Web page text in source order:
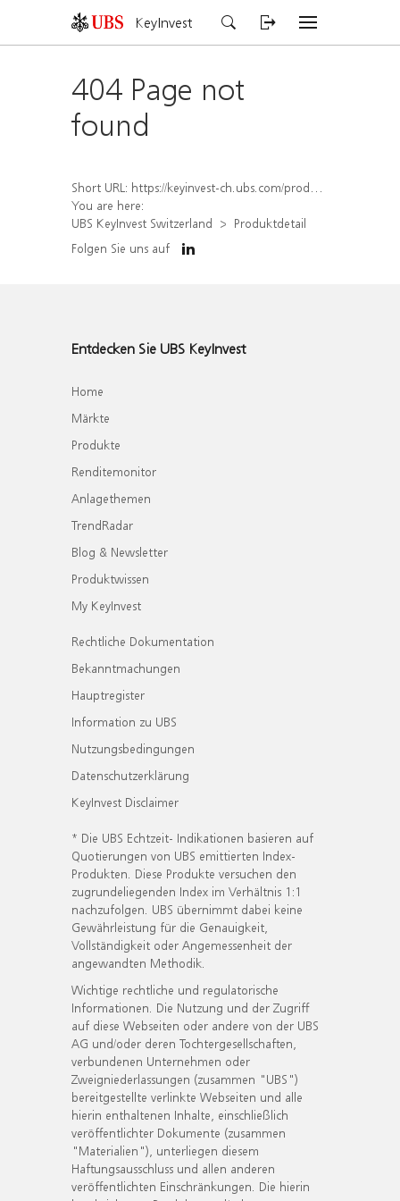
KeyInvest
404 Page not
found
Short URL: https://keyinvest-ch.ubs.com/produkt/detail/index/isin/CH1577912160
You are here:
UBS KeyInvest Switzerland
Produktdetail
Folgen Sie uns auf
Entdecken Sie UBS KeyInvest
Home
Märkte
Produkte
Renditemonitor
Anlagethemen
TrendRadar
Blog & Newsletter
Produktwissen
My KeyInvest
Rechtliche Dokumentation
Bekanntmachungen
Hauptregister
Information zu UBS
Nutzungsbedingungen
Datenschutzerklärung
KeyInvest Disclaimer
* Die UBS Echtzeit- Indikationen basieren auf
Quotierungen von UBS emittierten Index-
Produkten. Diese Produkte versuchen den
zugrundeliegenden Index im Verhältnis 1:1
nachzufolgen. UBS übernimmt dabei keine
Gewährleistung für die Genauigkeit,
Vollständigkeit oder Angemessenheit der
angewandten Methodik.
Wichtige rechtliche und regulatorische
Informationen. Die Nutzung und der Zugriff
auf diese Webseiten oder andere von der UBS
AG und/oder deren Tochtergesellschaften,
verbundenen Unternehmen oder
Zweigniederlassungen (zusammen "UBS")
bereitgestellte verlinkte Webseiten und alle
hierin enthaltenen Inhalte, einschließlich
veröffentlichter Dokumente (zusammen
"Materialien"), unterliegen diesem
Haftungsausschluss und allen anderen
veröffentlichten Einschränkungen. Die hierin